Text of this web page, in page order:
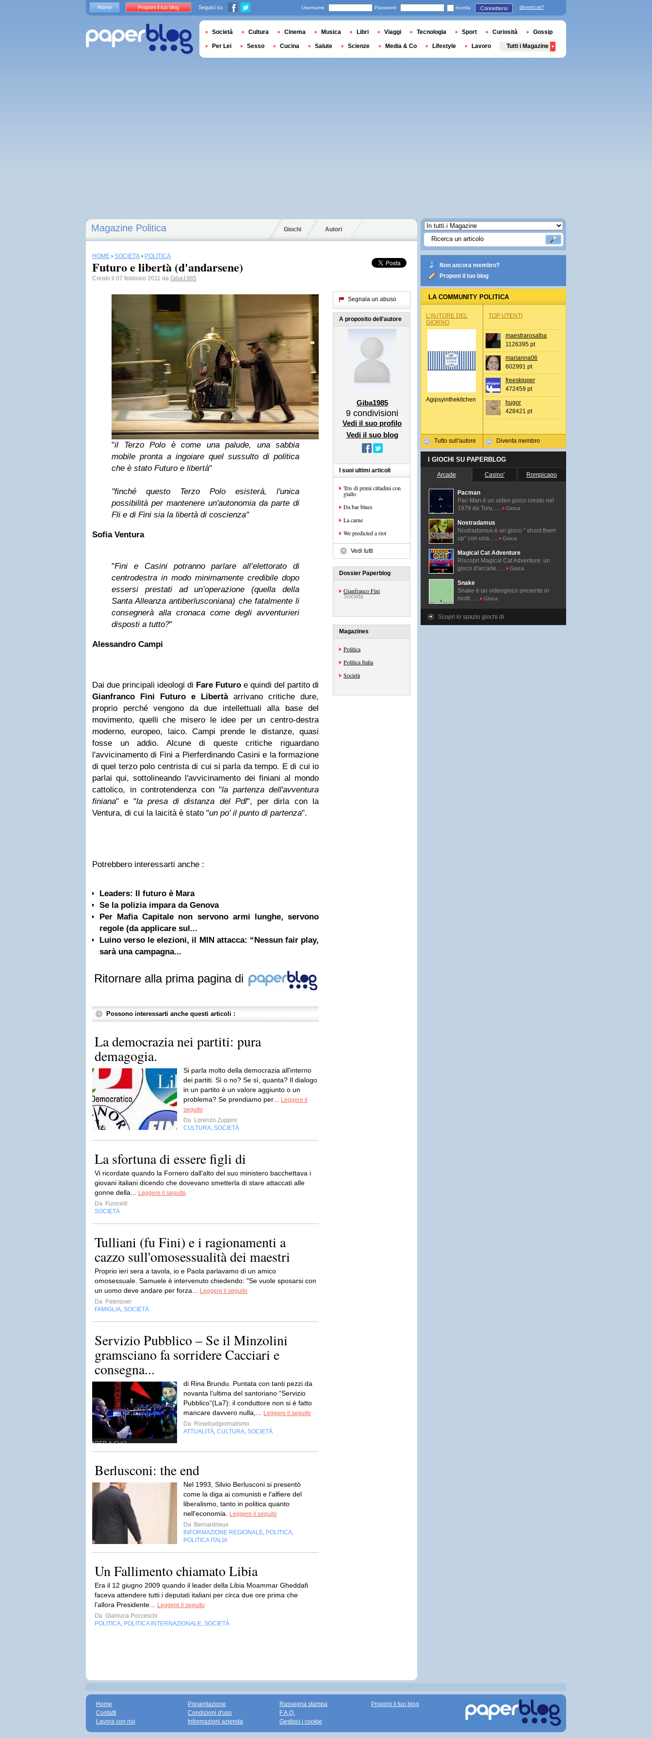
Magazine Politica Giochi Autori
HOME › SOCIETÀ › POLITICA
Futuro e libertà (d'andarsene)
Creato il 07 febbraio 2011 da Giba1985
"il Terzo Polo è come una palude, una sabbia
mobile pronta a ingoiare quel sussulto di politica
che è stato Futuro e libertà"
"finché questo Terzo Polo esisterà, l'unica
possibilità per mantenere un'autonomia da parte di
Fli e di Fini sia la libertà di coscienza"
Sofia Ventura
"Fini e Casini potranno parlare all’elettorato di
centrodestra in modo minimamente credibile dopo
essersi prestati ad un’operazione (quella della
Santa Alleanza antiberlusconiana) che fatalmente li
consegnerà alla cronaca come degli avventurieri
disposti a tutto?"
Alessandro Campi
Dai due principali ideologi di Fare Futuro e quindi del partito di
Gianfranco Fini
Futuro e Libertàarrivano critiche dure,
proprio perché vengono da due intellettuali alla base del
movimento, quelli che misero le idee per un centro-destra
moderno, europeo, laico. Campi prende le distanze, quasi
fosse un addio. Alcune di queste critiche riguardano
l'avvicinamento di Fini a Pierferdinando Casini e la formazione
di quel terzo polo centrista di cui si parla da tempo. E di cui io
parlai qui, sottolineando l'avvicinamento dei finiani al mondo
cattolico, in controtendenza con "la partenza dell'avventura
finiana" e "la presa di distanza del Pdl", per dirla con la
Ventura, di cui la laicità è stato "un po' il punto di partenza".
Potrebbero interessarti anche :
Leaders: Il futuro è Mara
Se la polizia impara da Genova
Per Mafia Capitale non servono armi lunghe, servono
regole (da applicare sul...
Luino verso le elezioni, il MIN attacca: “Nessun fair play,
sarà una campagna...
Ritornare alla prima pagina di
Possono interessarti anche questi articoli :
La democrazia nei partiti: pura
demagogia.
Si parla molto della democrazia all'interno
dei partiti. Sì o no? Se sì, quanta? Il dialogo
in un partito è un valore aggiunto o un
problema? Se prendiamo per...
Leggere il
seguito
Da Lorenzo Zuppini
CULTURA SOCIETÀ
La sfortuna di essere figli di
Vi ricordate quando la Fornero dall'alto del suo ministero bacchettava i
giovani italiani dicendo che dovevano smetterla di stare attaccati alle
gonne della...
Leggere il seguito
Da Funicelli
SOCIETÀ
Tulliani (fu Fini) e i ragionamenti a
cazzo sull'omosessualità dei maestri
Proprio ieri sera a tavola, io e Paola parlavamo di un amico
omosessuale. Samuele è intervenuto chiedendo: "Se vuole sposarsi con
un uomo deve andare per forza...
Leggere il seguito
Da Paterpuer
FAMIGLIA SOCIETÀ
Servizio Pubblico – Se il Minzolini
gramsciano fa sorridere Cacciari e
consegna...
di Rina Brundu. Puntata con tanti pezzi da
novanta l’ultima del santoriano “Servizio
Pubblico”(La7): il conduttore non si è fatto
mancare davvero nulla,...
Leggere il seguito
Da Rosebudgiornalismo
ATTUALITÀ CULTURA SOCIETÀ
Berlusconi: the end
Nel 1993, Silvio Berlusconi si presentò
come la diga ai comunisti e l'alfiere del
liberalismo, tanto in politica quanto
nell'economia.
Leggere il seguito
Da Bernardrieux
INFORMAZIONE REGIONALE POLITICA
POLITICA ITALIA
Un Fallimento chiamato Libia
Era il 12 giugno 2009 quando il leader della Libia Moammar Gheddafi
faceva attendere tutti i deputati italiani per circa due ore prima che
l’allora Presidente...
Leggere il seguito
Da Gianluca Pocceschi
POLITICA POLITICA INTERNAZIONALE SOCIETÀ
Segnala un abuso
A proposito dell'autore
Giba1985
9 condivisioni
Vedi il suo profilo
Vedi il suo blog
I suoi ultimi articoli
Tris di primi cittadini con
giallo
Da bar blues
La carne
We predicted a riot
Vedi tutti
Dossier Paperblog
Gianfranco Fini
Società
Magazines
Politica
Politica Italia
Società
Non ancora membro?
Proponi il tuo blog
LA COMMUNITY POLITICA
L'AUTORE DEL
GIORNO
Agipsyinthekitchen
Tutto sull'autore
TOP UTENTI
maestrarosalba
1126395 pt
marianna06
602991 pt
freeskipper
472459 pt
hugor
428421 pt
Diventa membro
I GIOCHI SU PAPERBLOG
Arcade Casino' Rompicapo
Pacman
Pac-Man é un video gioco creato nel
1979 da Toru......
Gioca
Nostradamus
Nostradamus è un gioco " shoot them
up" con una......
Gioca
Magical Cat Adventure
Riscopri Magical Cat Adventure, un
gioco d'arcade......
Gioca
Snake
Snake è un videogioco presente in
molti......
Gioca
Scopri lo spazio giochi di
Home Proponi il tuo blog Seguici su Username Password ricorda Connettersi dimenticati?
Società Cultura Cinema Musica Libri Viaggi Tecnologia Sport Curiosità Gossip
Per Lei Sesso Cucina Salute Scienze Media & Co Lifestyle Lavoro Tutti i Magazine
Home
Contatti
Lavora con noi
Presentazione
Condizioni d'uso
Informazioni azienda
Rassegna stampa
F.A.Q.
Gestisci i cookie
Proponi il tuo blog